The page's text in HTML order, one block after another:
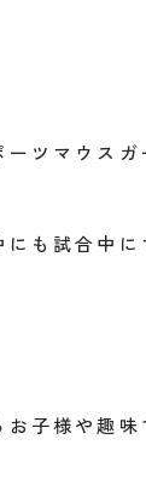
ツマウスガ
にも試合中
子様や趣味